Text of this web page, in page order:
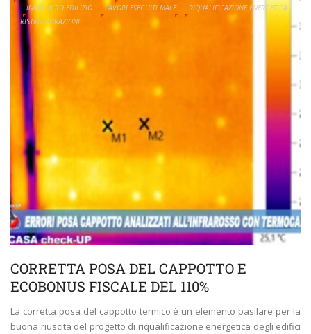
INVOLUCRO EDILIZIO
LAVORI ESEGUITI MALE
RIQUALIFICAZIONE ENERGETICA
RISTRUTTURAZIONI
CORRETTA POSA DEL CAPPOTTO E
ECOBONUS FISCALE DEL 110%
La corretta posa del cappotto termico è un elemento basilare per la
buona riuscita del progetto di riqualificazione energetica degli edifici